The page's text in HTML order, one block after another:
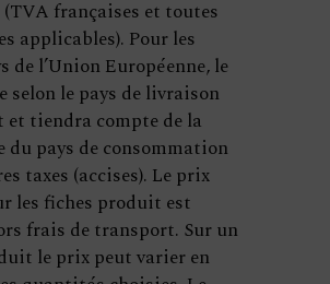
françaises et toutes
applicables). Pour les
de l’Union Européenne, le
selon le pays de livraison
tiendra compte de la
du pays de consommation
taxes (accises). Le prix
les fiches produit est
frais de transport. Sur un
le prix peut varier en